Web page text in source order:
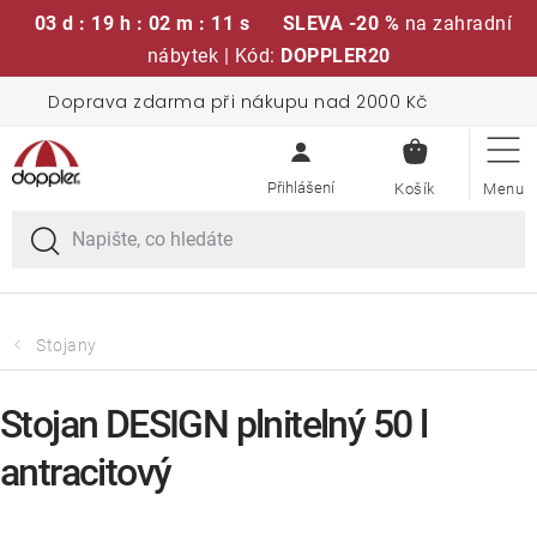
03 d : 19 h : 02 m : 11 s SLEVA -20 % na zahradní
nábytek | Kód: DOPPLER20
obsah
Doprava zdarma při nákupu nad 2000 Kč
KOŠÍK
Sedací soupravy
Slunečníky
Křesla a židle
Lavice a houpačky
Stojany
Stojan DESIGN plnitelný 50 l
antracitový